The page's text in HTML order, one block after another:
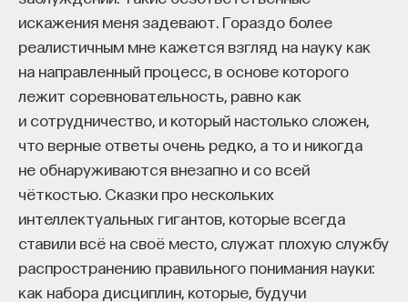
искажения меня задевают. Гораздо более
реалистичным мне кажется взгляд на науку как
на направленный процесс, в основе которого
лежит соревновательность, равно как
и сотрудничество, и который настолько сложен,
что верные ответы очень редко, а то и никогда
не обнаруживаются внезапно и со всей
чёткостью. Сказки про нескольких
интеллектуальных гигантов, которые всегда
ставили всё на своё место, служат плохую службу
распространению правильного понимания науки:
как набора дисциплин, которые, будучи
общества, вклад в то, каким оно будет.
И четвертая — социальная эффективность,
то есть забота о том, как человек будет работать
за пределами университета и насколько
эффективным окажется в команде и профессии.
Университет не всегда может точно
предсказать, какие именно рабочие места ждут
выпускника, но сама эта оптика тоже остается
отдельной идеологией. В зависимости от того,
в какой из этих логик работает университет,
у него будут совершенно разные ответы
на вопрос о целях образования».